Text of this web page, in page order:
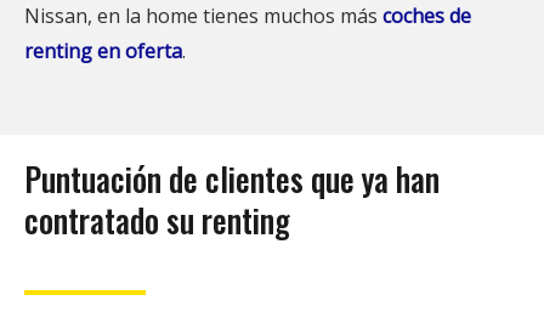
Nissan, en la home tienes muchos más coches de
renting en oferta.
Puntuación de clientes que ya han
contratado su renting